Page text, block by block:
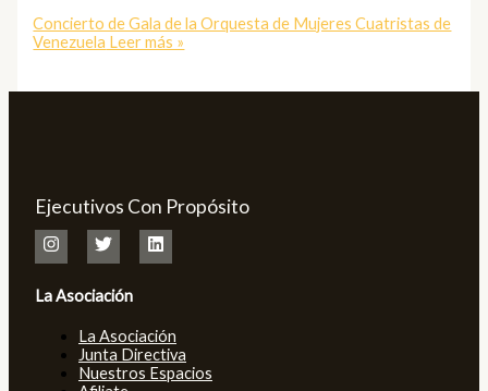
Concierto de Gala de la Orquesta de Mujeres Cuatristas de
Venezuela Leer más »
Ejecutivos Con Propósito
La Asociación
La Asociación
Junta Directiva
Nuestros Espacios